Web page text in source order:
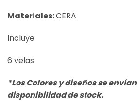
Materiales:CERA
Incluye
6 velas
*Los Colores y diseños se
disponibilidad de stock.